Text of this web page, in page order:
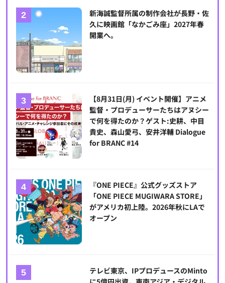
新海誠監督所属の制作会社が長野・佐
久に映画館「なかごみ座」2027年春
開業へ。
【8月31日(月) イベント開催】アニメ
監督・プロデューサーたちはアヌシー
で何を得たのか？ゲスト:史耕、中目
貴史、森山愛弓、安井洋輔 Dialogue
for BRANC #14
『ONE PIECE』公式グッズストア
「ONE PIECE MUGIWARA STORE」
がアメリカ初上陸。2026年秋にLAで
オープン
テレビ東京、IPプロデュースのMinto